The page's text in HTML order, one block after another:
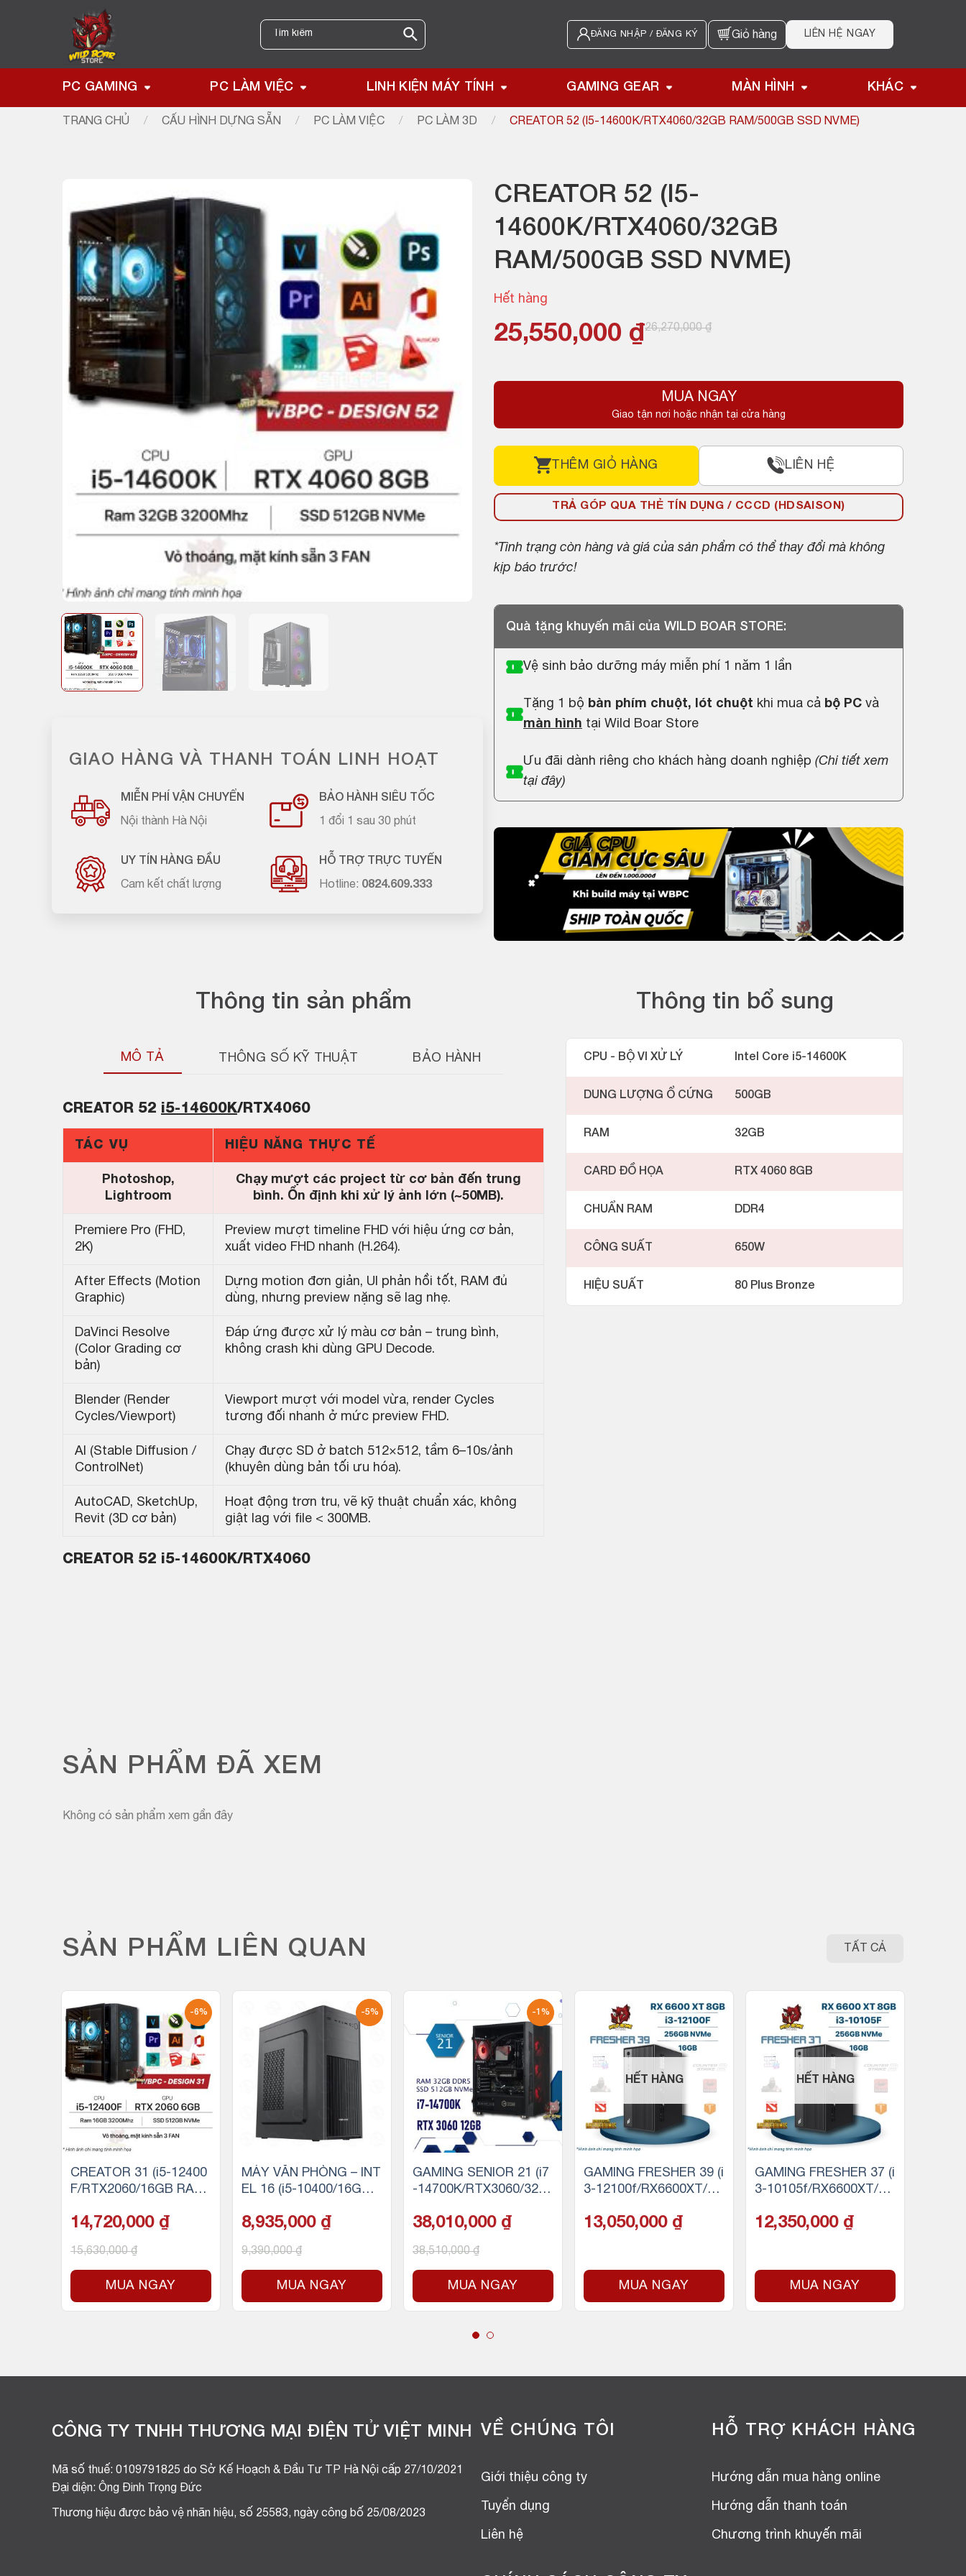
Tìm
kiếm:
ĐĂNG NHẬP / ĐĂNG KÝ Giỏ hàng LIÊN HỆ NGAY
PC GAMING PC LÀM VIỆC LINH KIỆN MÁY TÍNH GAMING GEAR MÀN HÌNH KHÁC
TRANG CHỦ / CẤU HÌNH DỰNG SẴN / PC LÀM VIỆC / PC LÀM 3D / CREATOR 52 (I5-14600K/RTX4060/32GB RAM/500GB SSD NVME)
GIAO HÀNG VÀ THANH TOÁN LINH HOẠT
MIỄN PHÍ VẬN CHUYỂN
Nội thành Hà Nội
BẢO HÀNH SIÊU TỐC
1 đổi 1 sau 30 phút
UY TÍN HÀNG ĐẦU
Cam kết chất lượng
HỖ TRỢ TRỰC TUYẾN
Hotline: 0824.609.333
CREATOR 52 (I5-
14600K/RTX4060/32GB
RAM/500GB SSD NVME)
Hết hàng
26,270,000₫
Giá
là:
26,270,000 ₫.
25,550,000 ₫
Giá
tại
25,550,000 ₫.
MUA NGAY
Giao tận nơi hoặc nhận tại cửa hàng
THÊM GIỎ HÀNG LIÊN HỆ
TRẢ GÓP QUA THẺ TÍN DỤNG / CCCD (HDSAISON)
*Tình trạng còn hàng và giá của sản phẩm có thể thay đổi mà không
kịp báo trước!
Quà tặng khuyến mãi của WILD BOAR STORE:
Vệ sinh bảo dưỡng máy miễn phí 1 năm 1 lần
Tặng 1 bộ bàn phím chuột, lót chuột khi mua cả bộ PC và
màn hình tại Wild Boar Store
Ưu đãi dành riêng cho khách hàng doanh nghiệp (Chi tiết xem
tại đây)
Thông tin sản phẩm
MÔ TẢ THÔNG SỐ KỸ THUẬT BẢO HÀNH
CREATOR 52 i5-14600K/RTX4060
TÁC VỤ HIỆU NĂNG THỰC TẾ
Photoshop,
Lightroom
Chạy mượt các project từ cơ bản đến trung
bình. Ổn định khi xử lý ảnh lớn (~50MB).
Premiere Pro (FHD,
2K)
Preview mượt timeline FHD với hiệu ứng cơ bản,
xuất video FHD nhanh (H.264).
After Effects (Motion
Graphic)
Dựng motion đơn giản, UI phản hồi tốt, RAM đủ
dùng, nhưng preview nặng sẽ lag nhẹ.
DaVinci Resolve
(Color Grading cơ
bản)
Đáp ứng được xử lý màu cơ bản – trung bình,
không crash khi dùng GPU Decode.
Blender (Render
Cycles/Viewport)
Viewport mượt với model vừa, render Cycles
tương đối nhanh ở mức preview FHD.
AI (Stable Diffusion /
ControlNet)
Chạy được SD ở batch 512×512, tầm 6–10s/ảnh
(khuyên dùng bản tối ưu hóa).
AutoCAD, SketchUp,
Revit (3D cơ bản)
Hoạt động trơn tru, vẽ kỹ thuật chuẩn xác, không
giật lag với file < 300MB.
CREATOR 52 i5-14600K/RTX4060
Thông tin bổ sung
CPU - BỘ VI XỬ LÝ Intel Core i5-14600K
DUNG LƯỢNG Ổ CỨNG 500GB
RAM 32GB
CARD ĐỒ HỌA RTX 4060 8GB
CHUẨN RAM DDR4
CÔNG SUẤT 650W
HIỆU SUẤT 80 Plus Bronze
SẢN PHẨM ĐÃ XEM
Không có sản phẩm xem gần đây
SẢN PHẨM LIÊN QUAN TẤT CẢ
-6%
CREATOR 31 (i5-12400
F/RTX2060/16GB RAM/
14,720,000 ₫
15,630,000₫
MUA NGAY
-5%
MÁY VĂN PHÒNG – INT
EL 16 (i5-10400/16GB R
8,935,000 ₫
9,390,000₫
MUA NGAY
-1%
GAMING SENIOR 21 (i7
-14700K/RTX3060/32G
SD NVMe)
38,010,000 ₫
38,510,000₫
MUA NGAY
HẾT HÀNG
GAMING FRESHER 39 (i
3-12100f/RX6600XT/16
13,050,000 ₫
MUA NGAY
HẾT HÀNG
GAMING FRESHER 37 (i
3-10105f/RX6600XT/16
12,350,000 ₫
MUA NGAY
CÔNG TY TNHH THƯƠNG MẠI ĐIỆN TỬ VIỆT MINH
Mã số thuế: 0109791825 do Sở Kế Hoạch & Đầu Tư TP Hà Nội cấp 27/10/2021
Đại diện: Ông Đinh Trọng Đức
Thương hiệu được bảo vệ nhãn hiệu, số 25583, ngày công bố 25/08/2023
VỀ CHÚNG TÔI
Giới thiệu công ty
Tuyển dụng
Liên hệ
HỖ TRỢ KHÁCH HÀNG
Hướng dẫn mua hàng online
Hướng dẫn thanh toán
Chương trình khuyến mãi